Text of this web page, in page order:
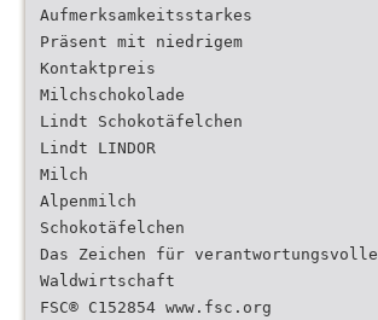
Aufmerksamkeitsstarkes
Präsent mit niedrigem
Kontaktpreis
Milchschokolade
Lindt Schokotäfelchen
Lindt LINDOR
Milch
Alpenmilch
Schokotäfelchen
Das Zeichen für verantwortungsvolle
Waldwirtschaft
FSC® C152854 www.fsc.org